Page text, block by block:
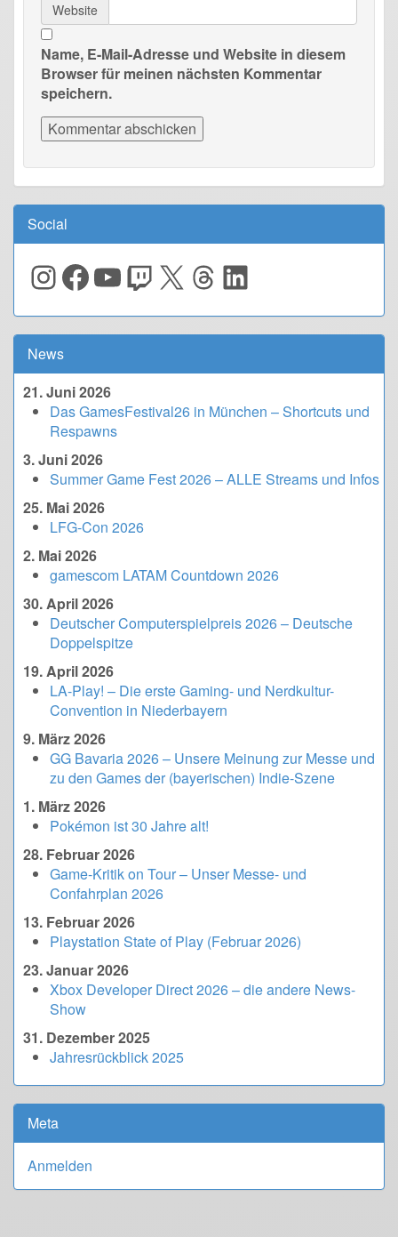
Website
Name, E-Mail-Adresse und Website in diesem
Browser für meinen nächsten Kommentar
speichern.
Social
Instagram
Facebook
YouTube
Twitch
X Threads
LinkedIn
News
21. Juni 2026
Das GamesFestival26 in München – Shortcuts und
Respawns
3. Juni 2026
Summer Game Fest 2026 – ALLE Streams und Infos
25. Mai 2026
LFG-Con 2026
2. Mai 2026
gamescom LATAM Countdown 2026
30. April 2026
Deutscher Computerspielpreis 2026 – Deutsche
Doppelspitze
19. April 2026
LA-Play! – Die erste Gaming- und Nerdkultur-
Convention in Niederbayern
9. März 2026
GG Bavaria 2026 – Unsere Meinung zur Messe und
zu den Games der (bayerischen) Indie-Szene
1. März 2026
Pokémon ist 30 Jahre alt!
28. Februar 2026
Game-Kritik on Tour – Unser Messe- und
Confahrplan 2026
13. Februar 2026
Playstation State of Play (Februar 2026)
23. Januar 2026
Xbox Developer Direct 2026 – die andere News-
Show
31. Dezember 2025
Jahresrückblick 2025
Meta
Anmelden